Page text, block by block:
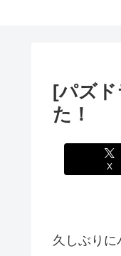
[パズド
た！
X
久しぶりに